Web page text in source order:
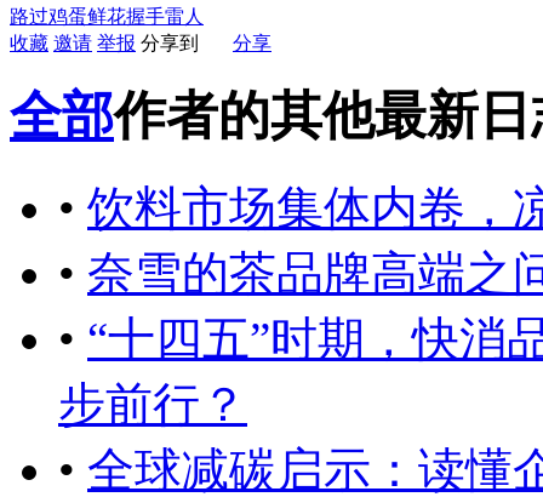
路过鸡蛋鲜花握手雷人
收藏 邀请 举报 分享到 分享
全部作者的其他最新日
• 饮料市场集体内卷，
• 奈雪的茶品牌高端之
• “十四五”时期，快消
步前行？
• 全球减碳启示：读懂